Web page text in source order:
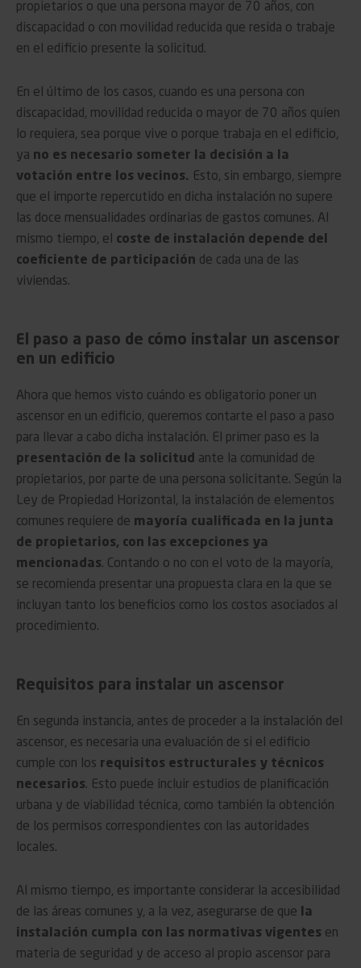
propietarios o que una persona mayor de 70 años, con
discapacidad o con movilidad reducida que resida o trabaje
en el edificio presente la solicitud.
En el último de los casos, cuando es una persona con
discapacidad, movilidad reducida o mayor de 70 años quien
lo requiera, sea porque vive o porque trabaja en el edificio,
ya no es necesario someter la decisión a la
votación entre los vecinos. Esto, sin embargo, siempre
que el importe repercutido en dicha instalación no supere
las doce mensualidades ordinarias de gastos comunes. Al
mismo tiempo, el coste de instalación depende del
coeficiente de participación de cada una de las
viviendas.
El paso a paso de cómo instalar un ascensor
en un edificio
Ahora que hemos visto cuándo es obligatorio poner un
ascensor en un edificio, queremos contarte el paso a paso
para llevar a cabo dicha instalación. El primer paso es la
presentación de la solicitud ante la comunidad de
propietarios, por parte de una persona solicitante. Según la
Ley de Propiedad Horizontal, la instalación de elementos
comunes requiere de mayoría cualificada en la junta
de propietarios, con las excepciones ya
mencionadas. Contando o no con el voto de la mayoría,
se recomienda presentar una propuesta clara en la que se
incluyan tanto los beneficios como los costos asociados al
procedimiento.
Requisitos para instalar un ascensor
En segunda instancia, antes de proceder a la instalación del
ascensor, es necesaria una evaluación de si el edificio
cumple con los requisitos estructurales y técnicos
necesarios. Esto puede incluir estudios de planificación
urbana y de viabilidad técnica, como también la obtención
de los permisos correspondientes con las autoridades
locales.
Al mismo tiempo, es importante considerar la accesibilidad
de las áreas comunes y, a la vez, asegurarse de que la
instalación cumpla con las normativas vigentes en
materia de seguridad y de acceso al propio ascensor para